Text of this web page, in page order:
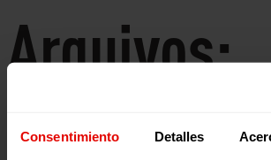
Consentimiento Detalles
Arquivos:
Noticias